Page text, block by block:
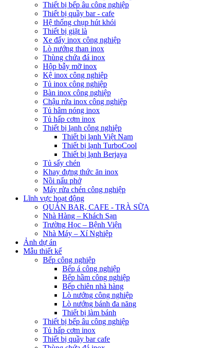
Thiết bị bếp âu công nghiệp
Thiết bị quầy bar - cafe
Hệ thống chụp hút khói
Thiết bị giặt là
Xe đẩy inox công nghiệp
Lò nướng than inox
Thùng chứa đá inox
Hộp bẫy mỡ inox
Kệ inox công nghiệp
Tủ inox công nghiệp
Bàn inox công nghiệp
Chậu rửa inox công nghiệp
Tủ hâm nóng inox
Tủ hấp cơm inox
Thiết bị lạnh công nghiệp
Thiết bị lạnh Việt Nam
Thiết bị lạnh TurboCool
Thiết bị lạnh Berjaya
Tủ sấy chén
Khay đựng thức ăn inox
Nồi nấu phở
Máy rửa chén công nghiệp
Lĩnh vực hoạt động
QUÁN BAR, CAFE - TRÀ SỮA
Nhà Hàng – Khách Sạn
Trường Học – Bệnh Viện
Nhà Máy – Xí Nghiệp
Ảnh dự án
Mẫu thiết kế
Bếp công nghiệp
Bếp á công nghiệp
Bếp hầm công nghiệp
Bếp chiên nhà hàng
Lò nướng công nghiệp
Lò nướng bánh đa năng
Thiết bị làm bánh
Thiết bị bếp âu công nghiệp
Tủ hấp cơm inox
Thiết bị quầy bar cafe